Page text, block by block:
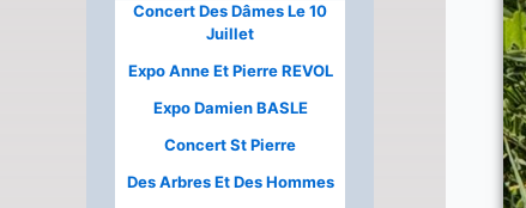
Concert Des Dâmes Le 10
Juillet
Expo Anne Et Pierre REVOL
Expo Damien BASLE
Concert St Pierre
Des Arbres Et Des Hommes